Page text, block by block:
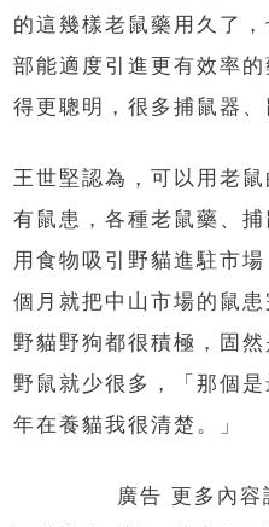
的這幾樣老鼠藥用久了
部能適度引進更有效率
得更聰明，很多捕鼠器
王世堅認為，可以用老
有鼠患，各種老鼠藥、
用食物吸引野貓進駐市
個月就把中山市場的鼠
野貓野狗都很積極，固
野鼠就少很多，「那個
年在養貓我很清楚。」
廣告 更多內容